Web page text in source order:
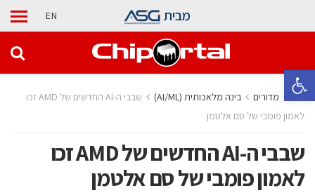
פתח סרגל נגישות
מבית EN
בית מדורים בינה מלאכותית (AI/ML)
שבבי ה-AI החדשים של AMD זכו
לאמון פומבי של סם אלטמן
שבבי ה-AI החדשים של AMD זכו
לאמון פומבי של סם אלטמן